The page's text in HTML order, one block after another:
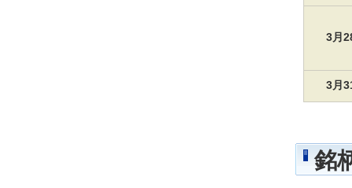
3月
3月
銘